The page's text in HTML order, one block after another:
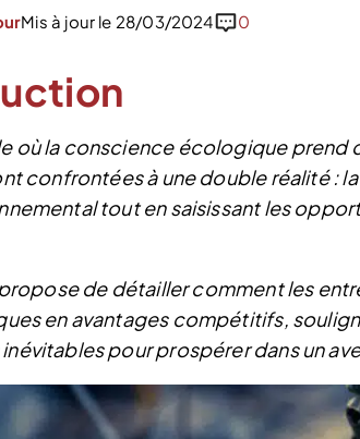
Mis à jour le 28/03/2024 0
où la conscience écologique prend
confrontées à une double réalité :
tout en saisissant les
de détailler comment les
en avantages compétitifs,
pour prospérer dans un